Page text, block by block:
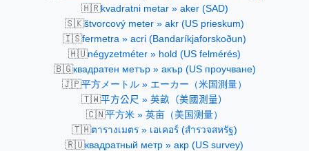
🇭🇷kvadratni metar » aker (SAD)
🇸🇰štvorcový meter » akr (US prieskum)
🇮🇸fermetra » acri (Bandaríkjaforskoðun)
🇭🇺négyzetméter » hold (US felmérés)
🇧🇬квадратен метър » акър (US проучване)
🇯🇵平方メートル » エーカー（米国測量）
🇹🇼平方公尺 » 英畝（美國測量）
🇨🇳平方米 » 英亩（美国测量）
🇹🇭ตารางเมตร » เอเคอร์ (สำรวจสหรัฐ)
🇷🇺квадратный метр » акр (US survey)